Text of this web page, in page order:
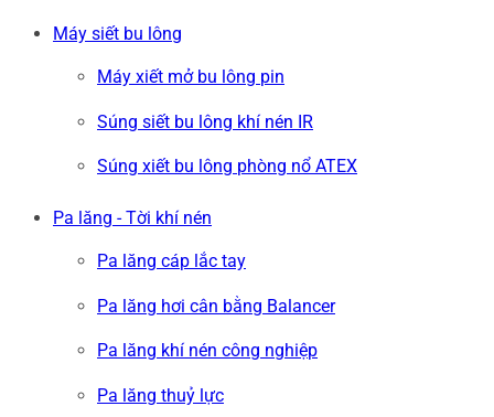
Máy siết bu lông
Máy xiết mở bu lông pin
Súng siết bu lông khí nén IR
Súng xiết bu lông phòng nổ ATEX
Pa lăng - Tời khí nén
Pa lăng cáp lắc tay
Pa lăng hơi cân bằng Balancer
Pa lăng khí nén công nghiệp
Pa lăng thuỷ lực